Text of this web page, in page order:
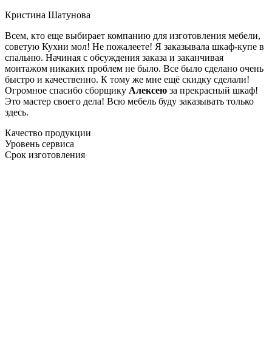
Кристина Шатунова
Всем, кто еще выбирает компанию для изготовления мебели,
советую Кухни мол! Не пожалеете! Я заказывала шкаф-купе в
спальню. Начиная с обсуждения заказа и заканчивая
монтажом никаких проблем не было. Все было сделано очень
быстро и качественно. К тому же мне ещё скидку сделали!
Огромное спасибо сборщику Алексею за прекрасный шкаф!
Это мастер своего дела! Всю мебель буду заказывать только
здесь.
Качество продукции
Уровень сервиса
Срок изготовления